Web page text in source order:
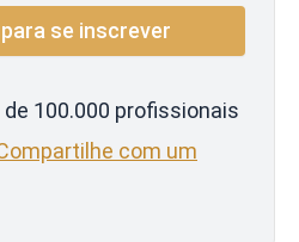
100.000 profissionais
com um